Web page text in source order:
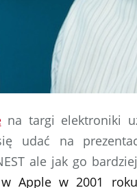
na targi elektroniki
udać na
ale jak go
w Apple w 2001